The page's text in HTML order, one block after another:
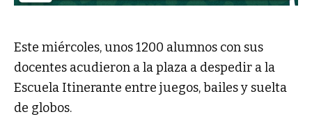
Este miércoles, unos 1200 alumnos con sus
docentes acudieron a la plaza a despedir a la
Escuela Itinerante entre juegos, bailes y suelta
de globos.